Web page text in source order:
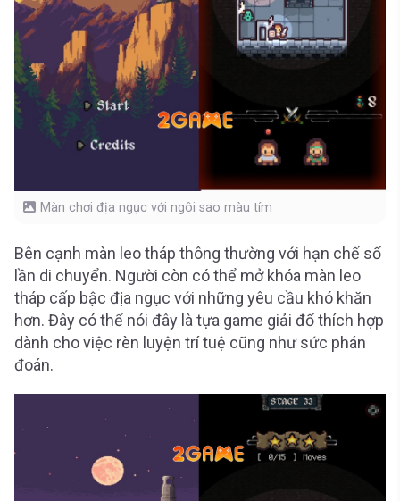
Màn chơi địa ngục với ngôi sao màu tím
Bên cạnh màn leo tháp thông thường với hạn chế số
lần di chuyển. Người còn có thể mở khóa màn leo
tháp cấp bậc địa ngục với những yêu cầu khó khăn
hơn. Đây có thể nói đây là tựa game giải đố thích hợp
dành cho việc rèn luyện trí tuệ cũng như sức phán
đoán.